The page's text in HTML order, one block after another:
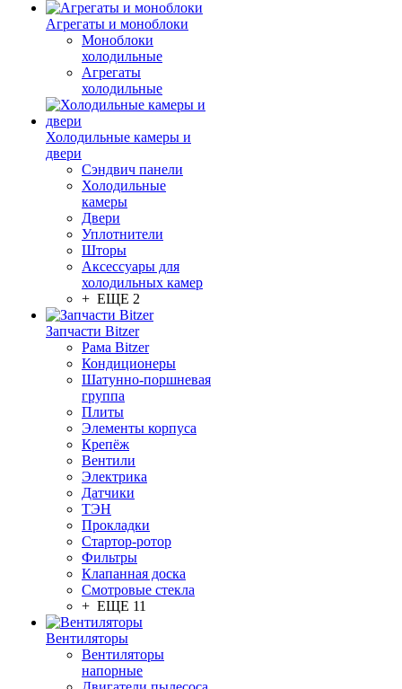
Агрегаты и моноблоки
Моноблоки
холодильные
Агрегаты
холодильные
Холодильные камеры и
двери
Сэндвич панели
Холодильные
камеры
Двери
Уплотнители
Шторы
Аксессуары для
холодильных камер
+ ЕЩЕ 2
Запчасти Bitzer
Рама Bitzer
Кондиционеры
Шатунно-поршневая
группа
Плиты
Элементы корпуса
Крепёж
Вентили
Электрика
Датчики
ТЭН
Прокладки
Стартор-ротор
Фильтры
Клапанная доска
Смотровые стекла
+ ЕЩЕ 11
Вентиляторы
Вентиляторы
напорные